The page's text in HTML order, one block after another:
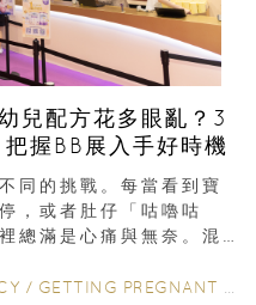
兒配方花多眼亂？3
握BB展入手好時機
同的挑戰。每當看到寶
，或者肚仔「咕嚕咕
總滿是心痛與無奈。混
/ GETTING PREGNANT